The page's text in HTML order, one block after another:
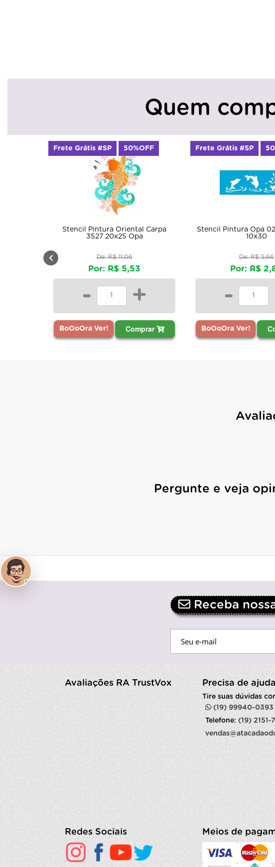
Quem
Pintura Oriental Carpa
De: R$ 11,06
Comprar
50%OFF
Stencil Pintura Opa 0202 Golfinho
BoOoOra Ver! Comprar
Frete Grátis #SP 50%OFF
Pergunte e veja
Receba
Avaliações RA TrustVox Precisa de
Tire suas dúvidas
(19) 99940-0393
Telefone:(19) 2151-
Redes Sociais Meios de